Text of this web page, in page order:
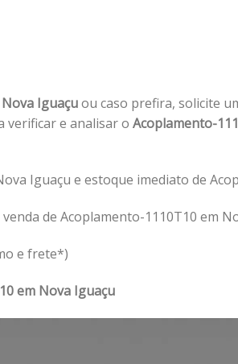
Iguaçuou caso prefira, solicite
verificar e analisar o Acoplamento-
Iguaçu e estoque imediato de
de Acoplamento-1110T10 em
e frete*)
em Nova Iguaçu